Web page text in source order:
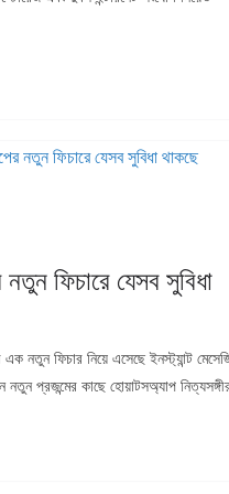
ফিচারে যেসব সুবিধা
নতুন ফিচার নিয়ে এসেছে ইনস্ট্যান্ট
প্রজন্মের কাছে হোয়াটসঅ্যাপ